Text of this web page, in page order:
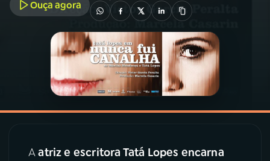
PROGRAMAÇÃO
Ouça agora
Aatriz e escritora Tatá Lopes encarna